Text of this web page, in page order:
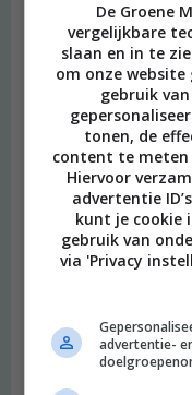
De Groene
vergelijkbare
slaan en in te
om onze
gebruik
tonen, de
content te meten
Hiervoor
advertentie
kunt je cookie
gebruik van
via 'Privacy
advertentie-